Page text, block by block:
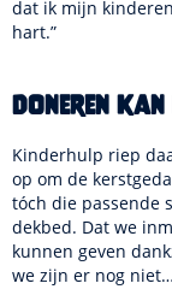
dat ik mijn
hart.”
Doneren kan
Kinderhulp riep
op om de
tóch die passende
dekbed. Dat we
kunnen geven
we zijn er nog niet…